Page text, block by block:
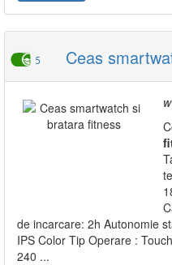
5 Ceas
de incarcare: 2h Autonomie
IPS Color Tip Operare :
240 ...